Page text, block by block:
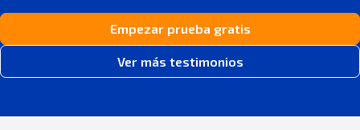
Empezar prueba gratis
Ver más testimonios